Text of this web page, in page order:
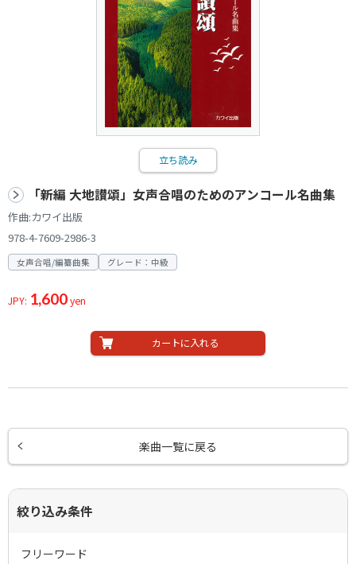
立ち読み
「新編 大地讃頌」女声合唱のためのアンコール名曲集
作曲:カワイ出版
978-4-7609-2986-3
女声合唱/編纂曲集 グレード：中級
JPY: 1,600yen
カートに入れる
楽曲一覧に戻る
絞り込み条件
フリーワード